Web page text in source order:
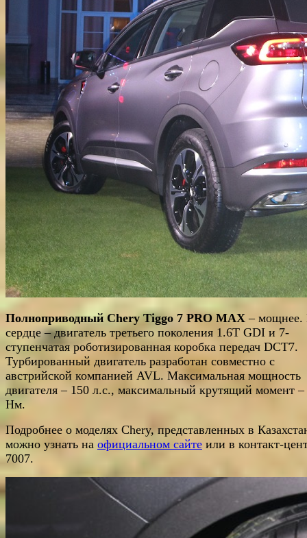
Полноприводный Chery Tiggo 7 PRO MAX – мощнее.
сердце – двигатель третьего поколения 1.6T GDI и 7-
ступенчатая роботизированная коробка передач DCT7.
Турбированный двигатель разработан совместно с
австрийской компанией AVL. Максимальная мощность
двигателя – 150 л.с., максимальный крутящий момент –
Нм.
Подробнее о моделях Chery, представленных в
можно узнать на официальном сайте или в контакт-
7007.